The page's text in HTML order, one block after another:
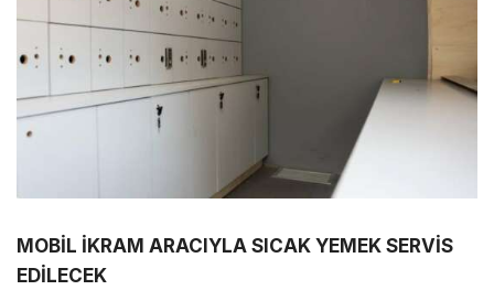
MOBİL İKRAM ARACIYLA SICAK YEMEK SERVİS
EDİLECEK